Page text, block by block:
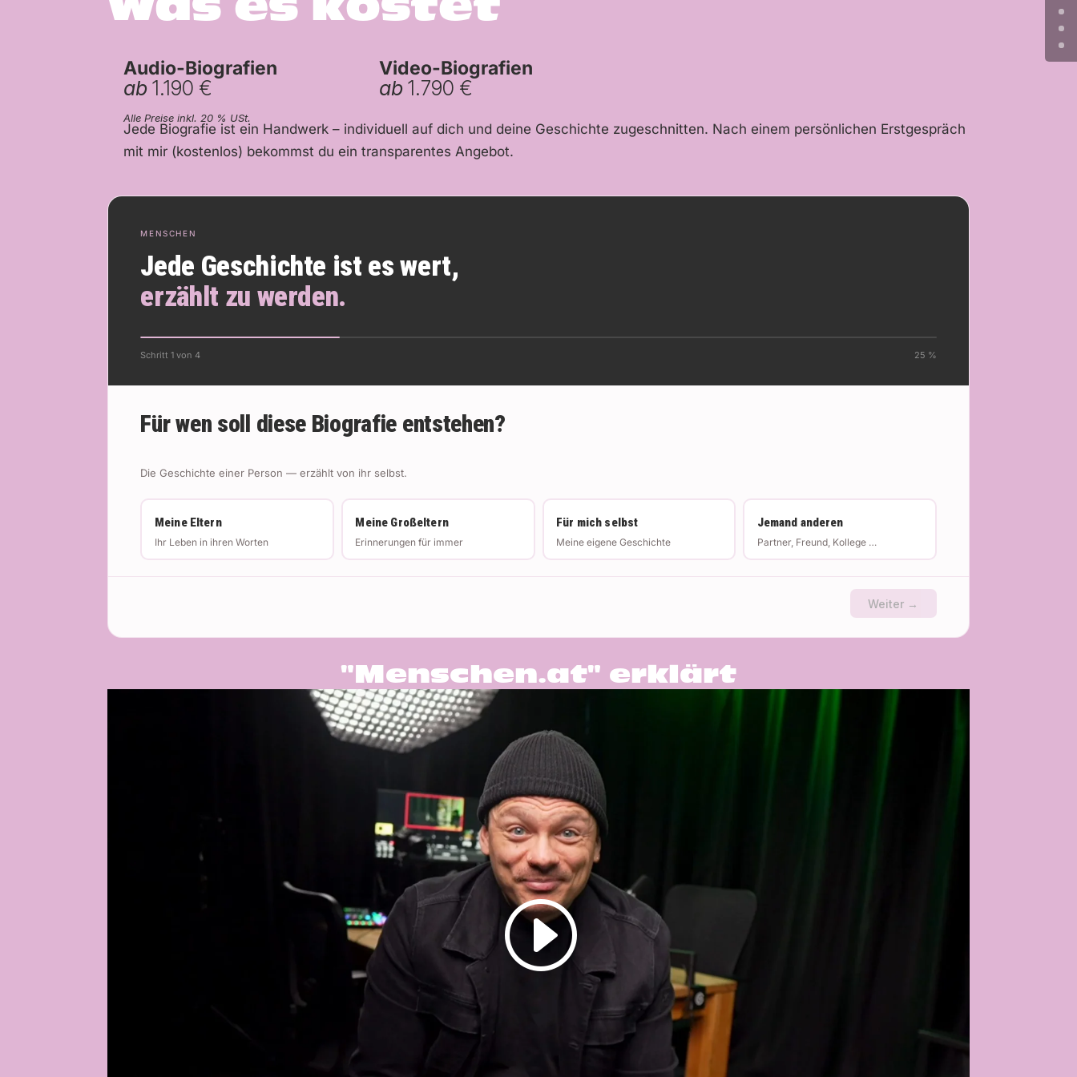
Audio-Biografien
ab 1.190 €
Video-Biografien
ab 1.790 €
Alle Preise inkl. 20 % USt.
Jede Biografie ist ein Handwerk – individuell auf dich und deine Geschichte zugeschnitten. Nach einem persönlichen Erstgespräch
mit mir (kostenlos) bekommst du ein transparentes Angebot.
MENSCHEN
Jede Geschichte ist es wert,
erzählt zu werden.
Schritt 1 von 4 25 %
Für wen soll diese Biografie entstehen?
Die Geschichte einer Person — erzählt von ihr selbst.
Meine Eltern
Ihr Leben in ihren Worten
Meine Großeltern
Erinnerungen für immer
Für mich selbst
Meine eigene Geschichte
Jemand anderen
Partner, Freund, Kollege …
Weiter →
"Menschen.at" erklärt